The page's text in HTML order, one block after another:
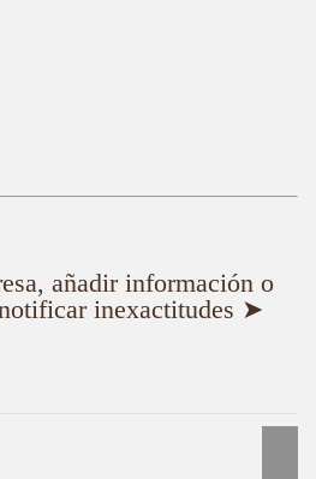
añadir información o
inexactitudes ➤